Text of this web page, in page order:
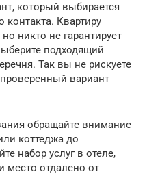
который выбирается
контакта. Квартиру
никто не гарантирует
подходящий
Так вы не рискуете
вариант
обращайте внимание
коттеджа до
набор услуг в отеле,
место отдалено от